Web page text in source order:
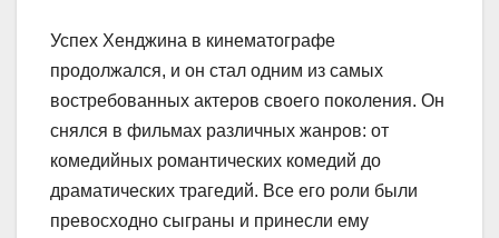
Успех Хенджина в кинематографе
продолжался, и он стал одним из самых
востребованных актеров своего поколения. Он
снялся в фильмах различных жанров: от
комедийных романтических комедий до
драматических трагедий. Все его роли были
превосходно сыграны и принесли ему